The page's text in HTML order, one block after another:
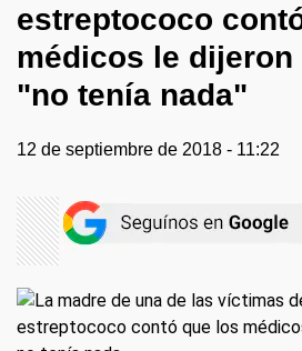
estreptococo
médicos le
"no tenía nada"
12 de septiembre de 2018 - 11:22